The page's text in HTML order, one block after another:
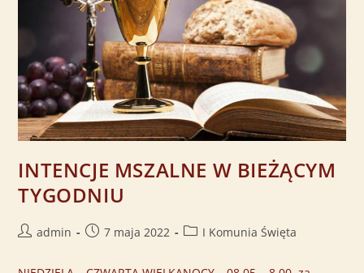
INTENCJE MSZALNE W BIEŻĄCYM
TYGODNIU
admin 7 maja 2022 I Komunia Święta